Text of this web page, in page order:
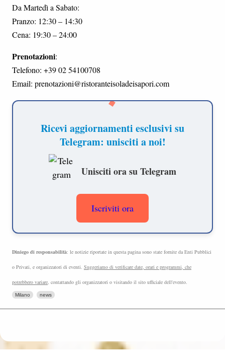
Da Martedì a Sabato:
Pranzo: 12:30 – 14:30
Cena: 19:30 – 24:00
Prenotazioni:
Telefono: +39 02 54100708
Email: prenotazioni@ristoranteisoladeisapori.com
Diniego di responsabilità : le notizie riportate in questa pagina sono state fornite da Enti Pubblici
o Privati, e organizzatori di eventi.Suggeriamo di verificare date, orari e programmi, che
potrebbero variare, contattando gli organizzatori o visitando il sito ufficiale dell'evento.
Milano news